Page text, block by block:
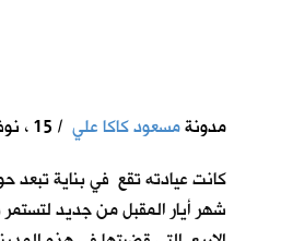
مدونةمسعود كاكا علي / 15 ، نوفمبر ، 2002 / السويد
كانت عيادته تقع في بناية
شهر أيار المقبل من جديد